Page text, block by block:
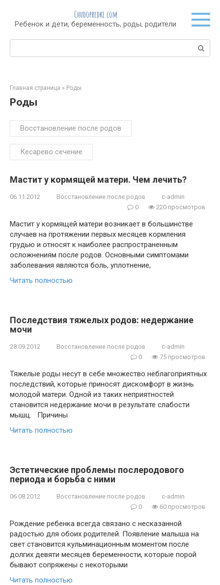
контенту
Chudopredki.com
Ребенок и дети, беременность, роды, родители
Поиск:
Главная страница » Роды
Роды
Восстановление после родов
Кесарево сечение
Мастит у кормящей матери. Чем лечить?
06.11.2012 Восстановление после родов
c-admin
0
220 просмотров
Мастит у кормящей матери возникает в большинстве
случаев на протяжении первых месяцев кормления
грудью и относят к наиболее распространенным
осложнениям после родов. Основными симптомами
заболевания являются боль, уплотнение,
Читать полностью
Последствия тяжелых родов: недержание
мочи
28.09.2012 Восстановление после родов
c-admin
0
75 просмотров
Тяжелые роды несут в себе множество неблагоприятных
последствий, которые приносят дискомфорт в жизнь
молодой матери. Одной из таких неприятностей
становится недержание мочи в результате слабости
мышц. Причины
Читать полностью
Эстетические проблемы послеродового
периода и борьба с ними
06.08.2012 Восстановление после родов
c-admin
0
60 просмотров
Рождение ребенка всегда связано с несказанной
радостью для обоих родителей. Появление малыша на
свет становится кульминационным моментом после
долгих девяти месяцев беременности, которые порой
бывают сопряжены с некоторыми
Читать полностью